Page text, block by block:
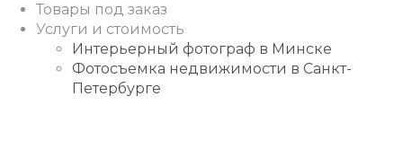
Товары под заказ
Услуги и стоимость
Интерьерный фотограф в Минске
Фотосъемка недвижимости в Санкт-
Петербурге